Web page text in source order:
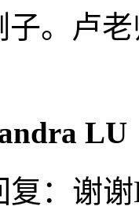
子。卢老
LU
复： 谢